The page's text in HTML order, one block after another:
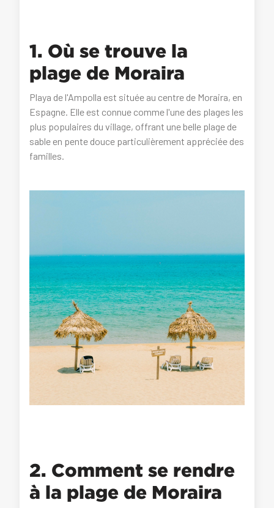
1. Où se trouve la
plage de Moraira
Playa de l'Ampolla est située au centre de Moraira, en
Espagne. Elle est connue comme l'une des plages les
plus populaires du village, offrant une belle plage de
sable en pente douce particulièrement appréciée des
familles.
2. Comment se rendre
à la plage de Moraira